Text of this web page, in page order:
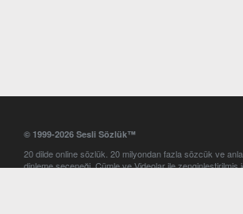
© 1999-2026 Sesli Sözlük™
20 dilde online sözlük. 20 milyondan fazla sözcük ve
dinleme seçeneği. Cümle ve Videolar ile zenginleştirilmiş